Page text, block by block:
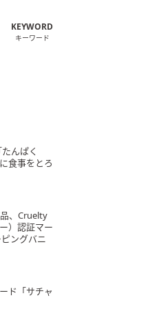
KEYWORD
キーワード
んぱく
食事をとろ
、Cruelty
）認証マー
ングバニ
ド「サチャ